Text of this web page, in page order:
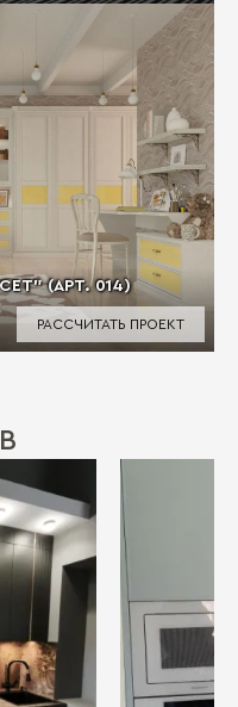
(АРТ. 014)
РАССЧИТАТЬ ПРОЕКТ